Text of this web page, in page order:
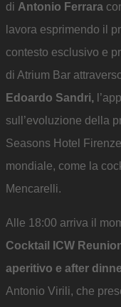
di Antonio Ferrara
lavora esprimendo il
contesto esclusivo e
di Atrium Bar
Edoardo Sandri,
sull’evoluzione della
Seasons Hotel
mondiale, come la
Mencarelli.
Alle 18:00 arriva il
Cocktail ICW
aperitivo e after
Antonio Virili, che